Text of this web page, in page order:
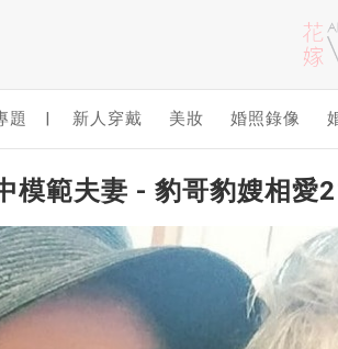
題 | 新人穿戴 美妝 婚照錄像
模範夫妻 - 豹哥豹嫂相愛